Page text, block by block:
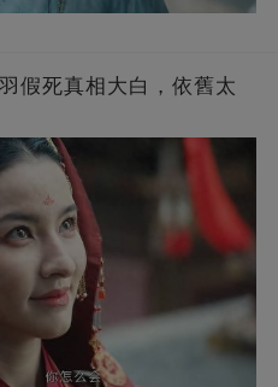
假死真相大白，依舊太